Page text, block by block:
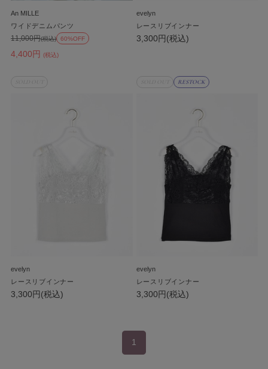
An MILLE
ワイドデニムパンツ
4,400円 (税込)
11,000円(税込) 60%OFF
evelyn
レースリブインナー
3,300円(税込)
evelyn
レースリブインナー
3,300円(税込)
RESTOCK
evelyn
レースリブインナー
3,300円(税込)
1